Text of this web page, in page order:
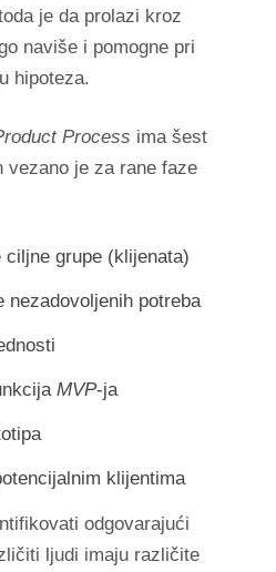
je da prolazi kroz
naviše i pomogne pri
hipoteza.
Process ima šest
vezano je za rane faze
ciljne grupe (klijenata)
nezadovoljenih potreba
MVP-ja
klijentima
odgovarajući
ljudi imaju različite